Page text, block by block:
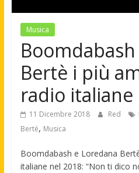
Musica
Bertè i più
radio italiane
11 Dicembre 2018 Red
Berté, Musica
Boomdabash e Loredana
italiane nel 2018: “Non ti dico